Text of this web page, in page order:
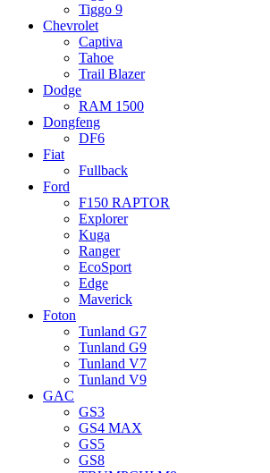
Tiggo 9
Chevrolet
Captiva
Tahoe
Trail Blazer
Dodge
RAM 1500
Dongfeng
DF6
Fiat
Fullback
Ford
F150 RAPTOR
Explorer
Kuga
Ranger
EcoSport
Edge
Maverick
Foton
Tunland G7
Tunland G9
Tunland V7
Tunland V9
GAC
GS3
GS4 MAX
GS5
GS8